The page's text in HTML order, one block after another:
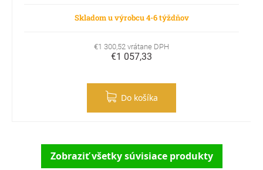
Skladom u výrobcu 4-6 týždňov
€1 300,52 vrátane DPH
€1 057,33
Do košíka
Zobraziť všetky súvisiace produkty